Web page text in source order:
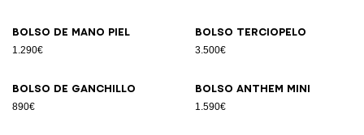
Bolso de mano piel
1.290€
Bolso terciopelo
3.500€
Bolso de ganchillo
890€
Bolso Anthem Mini
1.590€